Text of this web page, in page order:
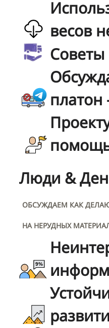
весов
Советы
платон
Люди &
ОБСУЖДАЕМ КАК
НА НЕРУДНЫХ